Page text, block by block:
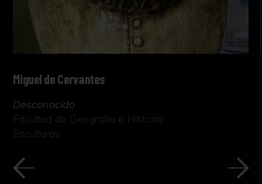
Miguel de Cervantes
Desconocido
Facultad de Geografía e Historia
Esculturas